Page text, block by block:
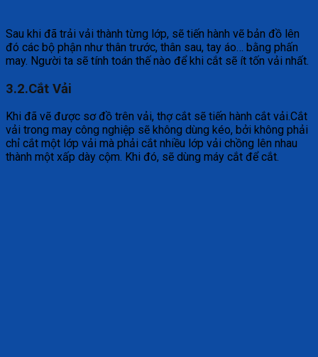
Sau khi đã trải vải thành từng lớp, sẽ tiến hành vẽ bản đồ lên
đó các bộ phận như thân trước, thân sau, tay áo… bằng phấn
may. Người ta sẽ tính toán thế nào để khi cắt sẽ ít tốn vải nhất.
3.2.Cắt Vải
Khi đã vẽ được sơ đồ trên vải, thợ cắt sẽ tiến hành cắt vải.Cắt
vải trong may công nghiệp sẽ không dùng kéo, bởi không phải
chỉ cắt một lớp vải mà phải cắt nhiều lớp vải chồng lên nhau
thành một xấp dày cộm. Khi đó, sẽ dùng máy cắt để cắt.